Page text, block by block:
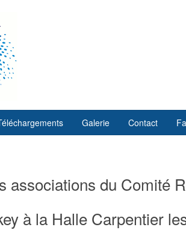
Galerie Contact
associations du Comité
à la Halle Carpentier